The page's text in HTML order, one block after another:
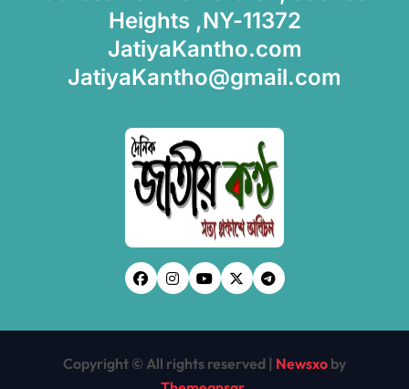
Heights ,NY-11372
JatiyaKantho.com
JatiyaKantho@gmail.com
Copyright © All rights reserved | Newsxo by